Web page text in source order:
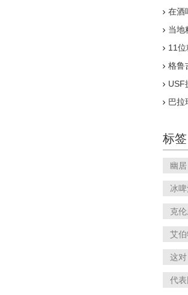
在酒
当地
11
格鲁
USF
巴拉
标签
幽居
冰
克
艾
这对
代表